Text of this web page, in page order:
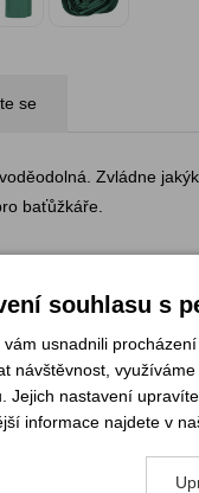
se
Zvládne
baťůžkáře.
použitelnost v různých
souhlasu s
vám usnadnili
návštěvnost,
Jejich nastavení
informace najdete v